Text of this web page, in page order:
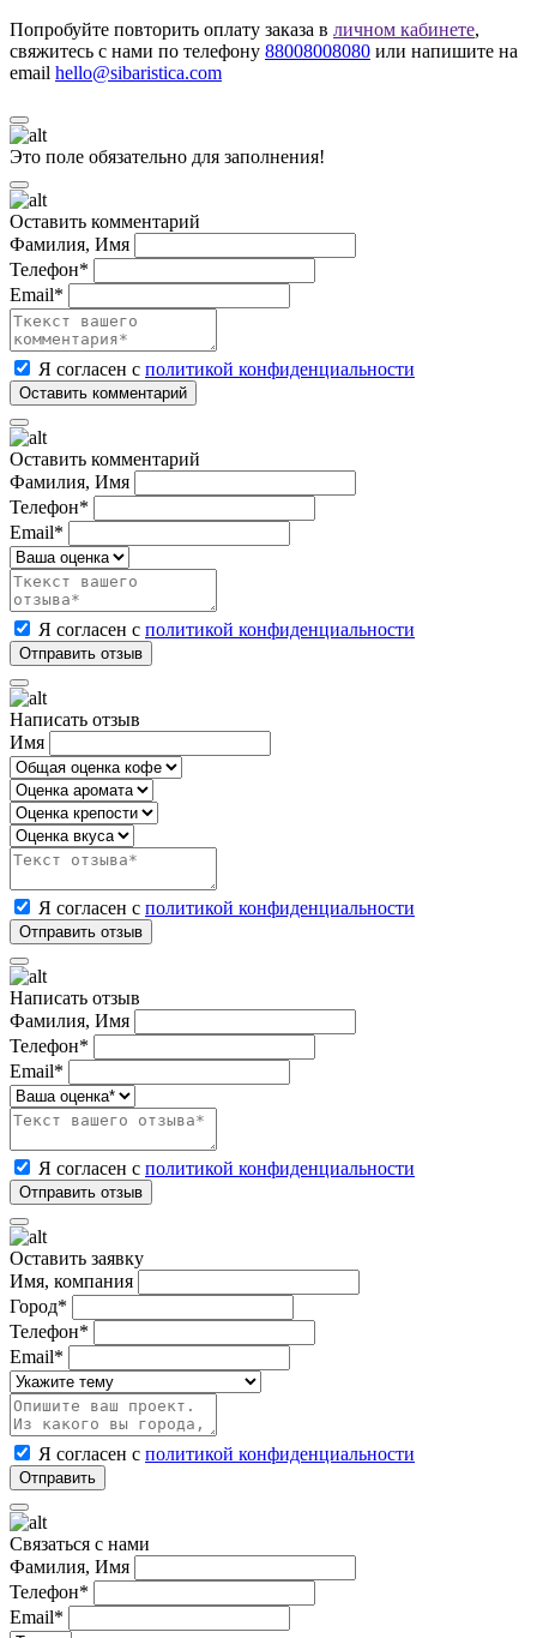
Попробуйте повторить оплату заказа в личном кабинете,
свяжитесь с нами по телефону 88008008080 или напишите на
email hello@sibaristica.com
Это поле обязательно для заполнения!
Оставить комментарий
Фамилия, Имя
Телефон*
Email*
Я согласен с политикой конфиденциальности
Оставить комментарий
Фамилия, Имя
Телефон*
Email*
Я согласен с политикой конфиденциальности
Написать отзыв
Имя
Я согласен с политикой конфиденциальности
Написать отзыв
Фамилия, Имя
Телефон*
Email*
Я согласен с политикой конфиденциальности
Оставить заявку
Имя, компания
Город*
Телефон*
Email*
Я согласен с политикой конфиденциальности
Связаться с нами
Фамилия, Имя
Телефон*
Email*